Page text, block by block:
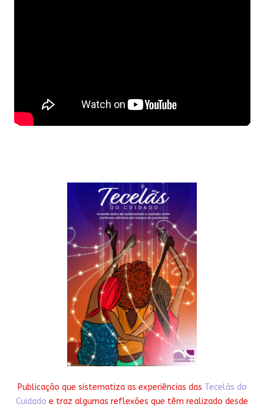
Publicação que sistematiza as experiências das Tecelãs do
Cuidado e traz algumas reflexões que têm realizado desde